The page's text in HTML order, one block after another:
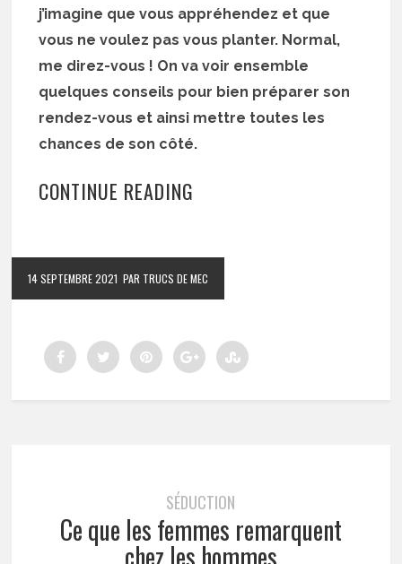
j’imagine que vous appréhendez et que
vous ne voulez pas vous planter. Normal,
me direz-vous ! On va voir ensemble
quelques conseils pour bien préparer son
rendez-vous et ainsi mettre toutes les
chances de son côté.
CONTINUE READING
14 SEPTEMBRE 2021 PAR TRUCS DE MEC
SÉDUCTION
Ce que les femmes remarquent
chez les hommes